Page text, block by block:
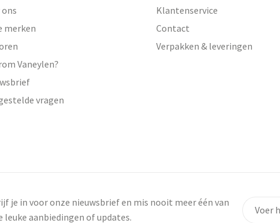
ons
merken
Vaneylen?
vragen
Klantenservice
Contact
Verpakken & leveringen
je in voor onze nieuwsbrief en mis nooit meer één van
leuke aanbiedingen of updates.